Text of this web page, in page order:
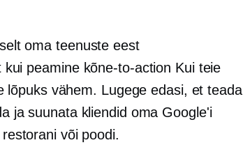
oma teenuste eest
kui peamine kõne-to-action Kui teie
lõpuks vähem. Lugege edasi, et teada
ja suunata kliendid oma Google'i
või poodi.